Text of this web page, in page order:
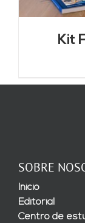
Kit
SOBRE
Inicio
Editorial
Centro de